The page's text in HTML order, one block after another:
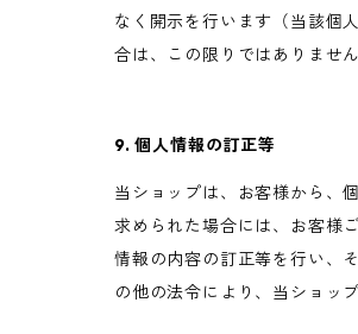
なく開示を行います（当該個
合は、この限りではありません
9. 個人情報の訂正等
当ショップは、お客様から、
求められた場合には、お客様
情報の内容の訂正等を行い、
の他の法令により、当ショッ